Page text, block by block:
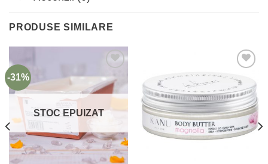
PRODUSE SIMILARE
-31%
Adaugă
la
Favorite
STOC EPUIZAT
Adaugă
la
Favorite